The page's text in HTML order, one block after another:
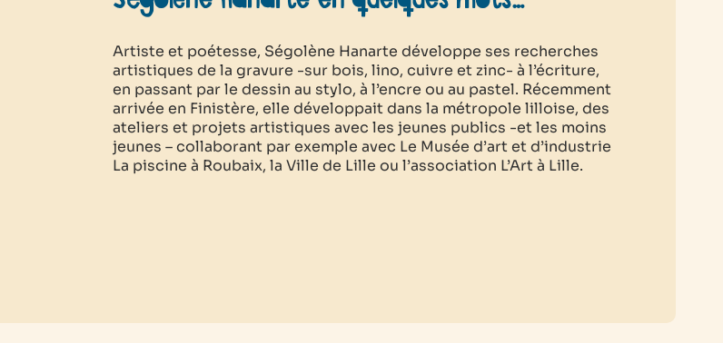
Artiste et poétesse, Ségolène Hanarte développe ses recherches
artistiques de la gravure -sur bois, lino, cuivre et zinc- à l’écriture,
en passant par le dessin au stylo, à l’encre ou au pastel. Récemment
arrivée en Finistère, elle développait dans la métropole lilloise, des
ateliers et projets artistiques avec les jeunes publics -et les moins
jeunes – collaborant par exemple avec Le Musée d’art et d’industrie
La piscine à Roubaix, la Ville de Lille ou l’association L’Art à Lille.